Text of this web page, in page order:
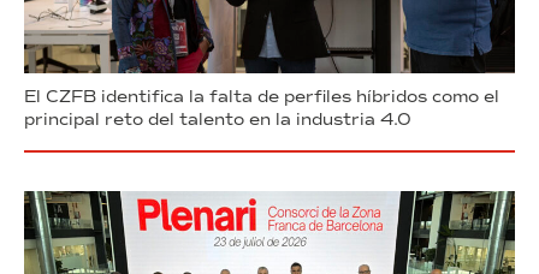
El CZFB identifica la falta de perfiles híbridos como el
principal reto del talento en la industria 4.0